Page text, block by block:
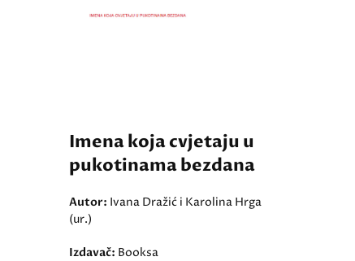
Imena koja cvjetaju u
pukotinama bezdana
Autor: Ivana Dražić i Karolina Hrga
(ur.)
Izdavač: Booksa